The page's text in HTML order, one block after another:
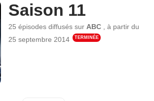
Saison 11
25 épisodes diffusés surABC ,à partir du
25 septembre 2014
TERMINÉE